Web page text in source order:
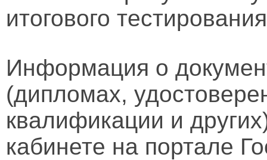
итогового
Информация о
(дипломах,
квалификации и
кабинете на портале